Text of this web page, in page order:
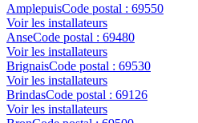
AmplepuisCode postal : 69550
Voir les installateurs
AnseCode postal : 69480
Voir les installateurs
BrignaisCode postal : 69530
Voir les installateurs
BrindasCode postal : 69126
Voir les installateurs